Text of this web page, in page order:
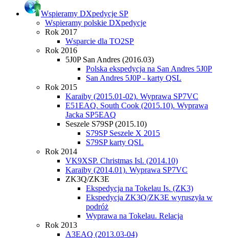
Wspieramy DXpedycje SP
Wspieramy polskie DXpedycje
Rok 2017
Wsparcie dla TO2SP
Rok 2016
5J0P San Andres (2016.03)
Polska ekspedycja na San Andres 5J0P
San Andres 5J0P - karty QSL
Rok 2015
Karaiby (2015.01-02). Wyprawa SP7VC
E51EAQ. South Cook (2015.10). Wyprawa
Jacka SP5EAQ
Seszele S79SP (2015.10)
S79SP Seszele X 2015
S79SP karty QSL
Rok 2014
VK9XSP. Christmas Isl. (2014.10)
Karaiby (2014.01). Wyprawa SP7VC
ZK3Q/ZK3E
Ekspedycja na Tokelau Is. (ZK3)
Ekspedycja ZK3Q/ZK3E wyruszyła w
podróż
Wyprawa na Tokelau. Relacja
Rok 2013
A3EAQ (2013.03-04)